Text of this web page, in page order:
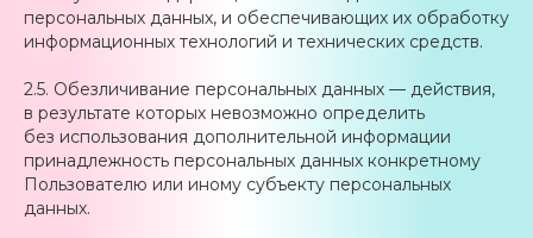
персональных данных, и обеспечивающих их обработку
информационных технологий и технических средств.
2.5. Обезличивание персональных данных — действия,
в результате которых невозможно определить
без использования дополнительной информации
принадлежность персональных данных конкретному
Пользователю или иному субъекту персональных
данных.